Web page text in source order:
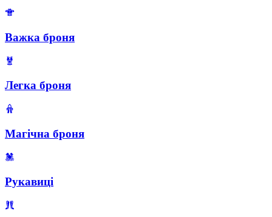
Важка броня
Легка броня
Магічна броня
Рукавиці